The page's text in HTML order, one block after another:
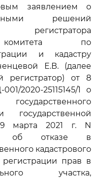
заявлением о
решений
регистратора
комитета по
и кадастру
Е.В. (далее
регистратор) от 8
2020-25115145/1 о
государственной
марта 2021 г. N
2 об отказе в
кадастрового
регистрации прав в
участка,